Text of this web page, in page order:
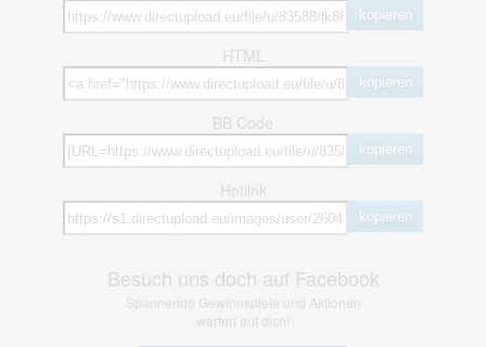
kopieren
HTML
kopieren
BB Code
kopieren
Hotlink
kopieren
Besuch uns doch auf Facebook
Spannende Gewinnspiele und Aktionen
warten auf dich!